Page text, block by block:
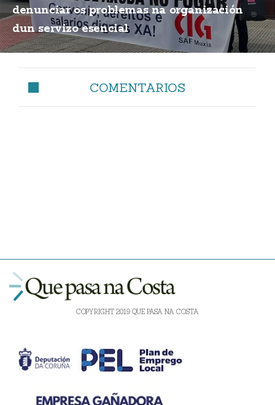
denunciar os problemas na organización
dun servizo esencial
COMENTARIOS
COPYRIGHT 2019 QUE PASA NA COSTA